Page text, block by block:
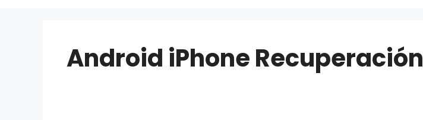
Android iPhone Recuperación